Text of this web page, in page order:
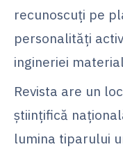
recunoscuţi pe
personalităţi
ingineriei
Revista are un
ştiinţifică
lumina tiparului